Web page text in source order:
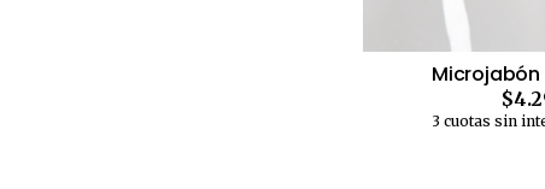
Microjabón
3 cuotas sin